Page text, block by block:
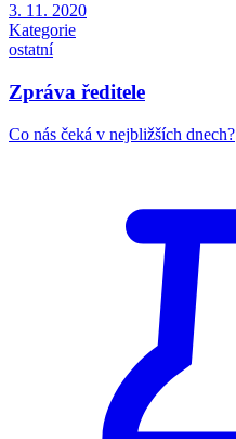
3. 11. 2020
Kategorie
ostatní
Zpráva ředitele
Co nás čeká v nejbližších dnech?